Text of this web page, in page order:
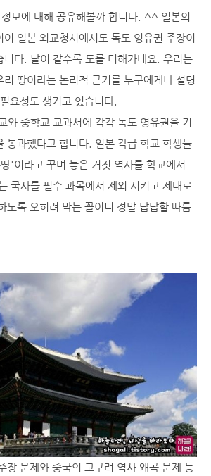
보에 대해 공유해볼까 합니다. ^^ 일본의
어 일본 외교청서에서도 독도 영유권 주장이
니다. 날이 갈수록 도를 더해가네요. 우리는
리 땅이라는 논리적 근거를 누구에게나 설명
요성도 생기고 있습니다.
와 중학교 교과서에 각각 독도 영유권을 기
통과했다고 합니다. 일본 각급 학교 학생들
'이라고 꾸며 놓은 거짓 역사를 학교에서
국사를 필수 과목에서 제외 시키고 제대로
도록 오히려 막는 꼴이니 정말 답답할 따름
장 문제와 중국의 고구려 역사 왜곡 문제 등